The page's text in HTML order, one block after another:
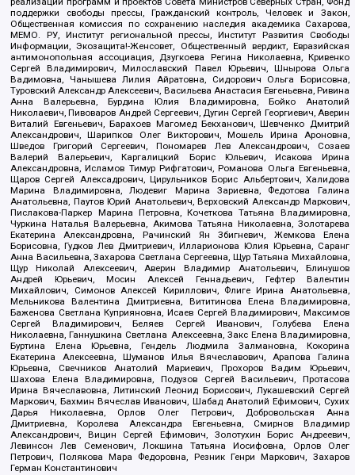
поддержки свободы прессы, Гражданский контроль, Человек и Закон,
Общественная комиссия по сохранению наследия академика Сахарова,
МЕМО. РУ, Институт региональной прессы, Институт Развития Свободы
Информации, Экозащита!-Женсовет, Общественный вердикт, Евразийская
антимонопольная ассоциация, Дзугкоева Регина Николаевна, Кривенко
Сергей Владимирович, Милославский Павел Юрьевич, Шнырова Ольга
Вадимовна, Чанышева Лилия Айратовна, Сидорович Ольга Борисовна,
Туровский Александр Алексеевич, Васильева Анастасия Евгеньевна, Ривина
Анна Валерьевна, Бурдина Юлия Владимировна, Бойко Анатолий
Николаевич, Пивоваров Андрей Сергеевич, Дугин Сергей Георгиевич, Аверин
Виталий Евгеньевич, Барахоев Магомед Бекханович, Шевченко Дмитрий
Александрович, Шарипков Олег Викторович, Мошель Ирина Ароновна,
Шведов Григорий Сергеевич, Пономарев Лев Александрович, Созаев
Валерий Валерьевич, Каргалицкий Борис Юльевич, Исакова Ирина
Александровна, Исламов Тимур Рифгатович, Романова Ольга Евгеньевна,
Щаров Сергей Алексадрович, Цирульников Борис Альбертович, Халидова
Марина Владимировна, Людевиг Марина Зариевна, Федотова Галина
Анатольевна, Паутов Юрий Анатольевич, Верховский Александр Маркович,
Пислакова-Паркер Марина Петровна, Кочеткова Татьяна Владимировна,
Чуркина Наталья Валерьевна, Акимова Татьяна Николаевна, Золотарева
Екатерина Александровна, Рачинский Ян Збигневич, Жемкова Елена
Борисовна, Гудков Лев Дмитриевич, Илларионова Юлия Юрьевна, Саранг
Анна Васильевна, Захарова Светлана Сергеевна, Щур Татьяна Михайловна,
Щур Николай Алексеевич, Аверин Владимир Анатольевич, Блинушов
Андрей Юрьевич, Мосин Алексей Геннадьевич, Гефтер Валентин
Михайлович, Симонов Алексей Кириллович, Флиге Ирина Анатольевна,
Мельникова Валентина Дмитриевна, Вититинова Елена Владимировна,
Баженова Светлана Куприяновна, Исаев Сергей Владимирович, Максимов
Сергей Владимирович, Беляев Сергей Иванович, Голубева Елена
Николаевна, Ганнушкина Светлана Алексеевна, Закс Елена Владимировна,
Буртина Елена Юрьевна, Гендель Людмила Залмановна, Кокорина
Екатерина Алексеевна, Шуманов Илья Вячеславович, Арапова Галина
Юрьевна, Свечников Анатолий Мариевич, Прохоров Вадим Юрьевич,
Шахова Елена Владимировна, Подузов Сергей Васильевич, Протасова
Ирина Вячеславовна, Литинский Леонид Борисович, Лукашевский Сергей
Маркович, Бахмин Вячеслав Иванович, Шабад Анатолий Ефимович, Сухих
Дарья Николаевна, Орлов Олег Петрович, Добровольская Анна
Дмитриевна, Королева Александра Евгеньевна, Смирнов Владимир
Александрович, Вицин Сергей Ефимович, Золотухин Борис Андреевич,
Левинсон Лев Семенович, Локшина Татьяна Иосифовна, Орлов Олег
Петрович, Полякова Мара Федоровна, Резник Генри Маркович, Захаров
Герман Константинович